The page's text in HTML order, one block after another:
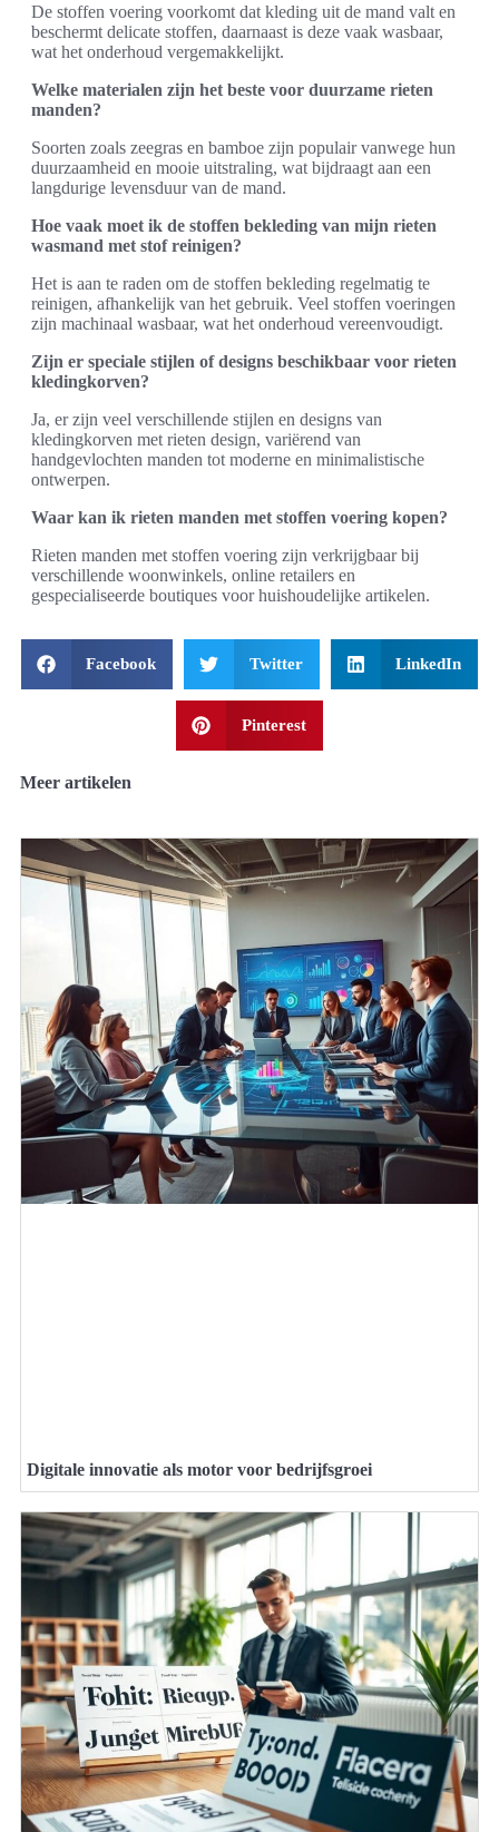
De stoffen voering voorkomt dat kleding uit de mand valt en
beschermt delicate stoffen, daarnaast is deze vaak wasbaar,
wat het onderhoud vergemakkelijkt.
Welke materialen zijn het beste voor duurzame rieten
manden?
Soorten zoals zeegras en bamboe zijn populair vanwege hun
duurzaamheid en mooie uitstraling, wat bijdraagt aan een
langdurige levensduur van de mand.
Hoe vaak moet ik de stoffen bekleding van mijn rieten
wasmand met stof reinigen?
Het is aan te raden om de stoffen bekleding regelmatig te
reinigen, afhankelijk van het gebruik. Veel stoffen voeringen
zijn machinaal wasbaar, wat het onderhoud vereenvoudigt.
Zijn er speciale stijlen of designs beschikbaar voor rieten
kledingkorven?
Ja, er zijn veel verschillende stijlen en designs van
kledingkorven met rieten design, variërend van
handgevlochten manden tot moderne en minimalistische
ontwerpen.
Waar kan ik rieten manden met stoffen voering kopen?
Rieten manden met stoffen voering zijn verkrijgbaar bij
verschillende woonwinkels, online retailers en
gespecialiseerde boutiques voor huishoudelijke artikelen.
Facebook Twitter LinkedIn
Pinterest
Meer artikelen
Digitale innovatie als motor voor bedrijfsgroei